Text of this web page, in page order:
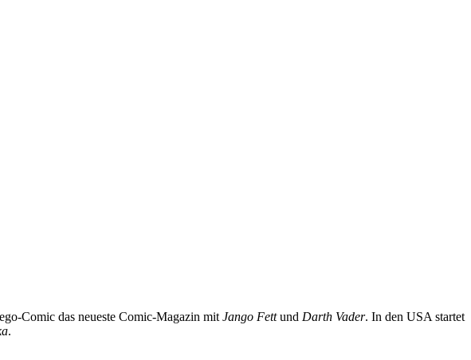
Comic das neueste Comic-Magazin mitJango Fettund Darth Vader. In den USA startet
.